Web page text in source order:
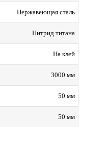
Нержавеющая сталь
Нитрид титана
На клей
3000 мм
50 мм
50 мм